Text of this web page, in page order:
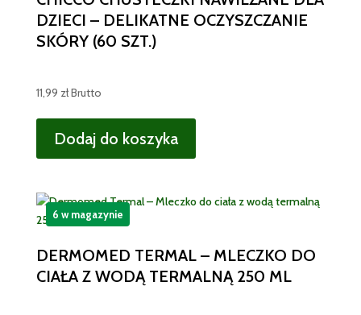
DZIECI – DELIKATNE OCZYSZCZANIE
SKÓRY (60 SZT.)
11,99 złBrutto
Dodaj do koszyka
DERMOMED TERMAL – MLECZKO DO
CIAŁA Z WODĄ TERMALNĄ 250 ML
6 w magazynie